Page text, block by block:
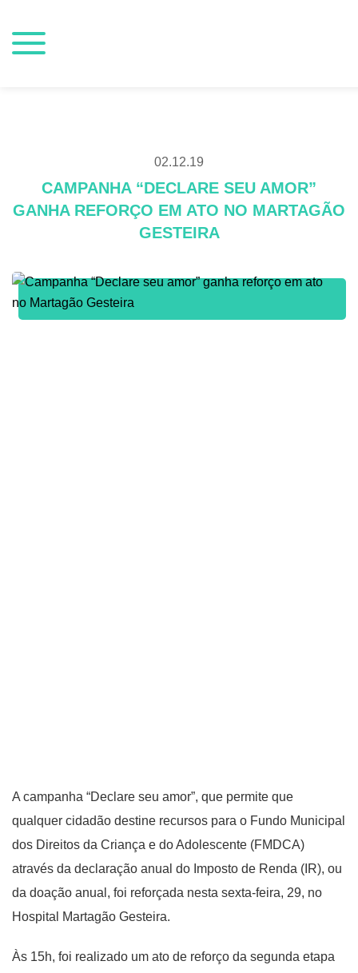
02.12.19
CAMPANHA “DECLARE SEU AMOR”
GANHA REFORÇO EM ATO NO MARTAGÃO
GESTEIRA
A campanha “Declare seu amor”, que permite que
qualquer cidadão destine recursos para o Fundo Municipal
dos Direitos da Criança e do Adolescente (FMDCA)
através da declaração anual do Imposto de Renda (IR), ou
da doação anual, foi reforçada nesta sexta-feira, 29, no
Hospital Martagão Gesteira.
Às 15h, foi realizado um ato de reforço da segunda etapa